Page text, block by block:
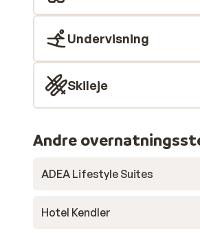
Undervisning
Skileje
Andre
ADEA Lifestyle Suites
Hotel Kendler